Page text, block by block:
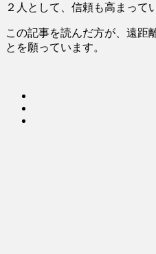
２人として、信頼も高まって
この記事を読んだ方が、遠距
とを願っています。